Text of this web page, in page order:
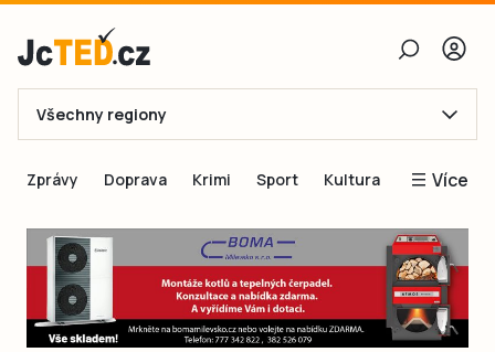
E-mail
Obnovit heslo
Přihlásit se
Všechny regiony
Zprávy Doprava Krimi Sport Kultura Více
Blogy
Inspirace
Čtenáři píší
Speciální přílohy